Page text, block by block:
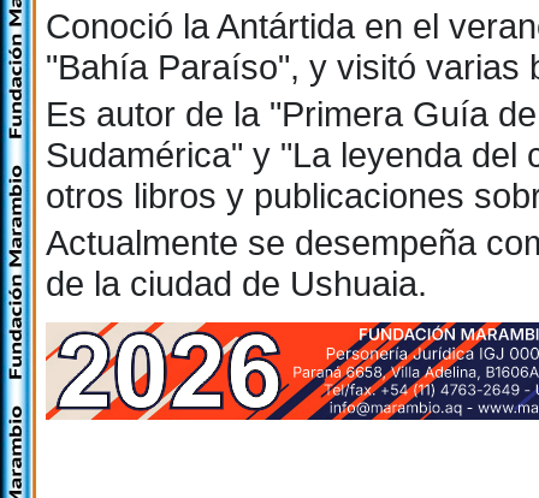
Conoció la Antártida en el
"Bahía Paraíso", y visitó varias
Es autor de la "Primera Guía
Sudamérica" y "La leyenda del
otros libros y publicaciones
Actualmente se desempeña
de la ciudad de Ushuaia.